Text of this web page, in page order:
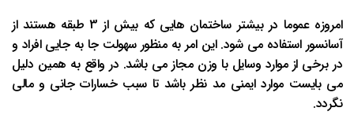
امروزه عموما در بیشتر ساختمان هایی که بیش از 3 طبقه هستند از
آسانسور استفاده می شود. این امر به منظور سهولت جا به جایی افراد و
در برخی از موارد وسایل با وزن مجاز می باشد. در واقع به همین دلیل
می بایست موارد ایمنی مد نظر باشد تا سبب خسارات جانی و مالی
نگردد.